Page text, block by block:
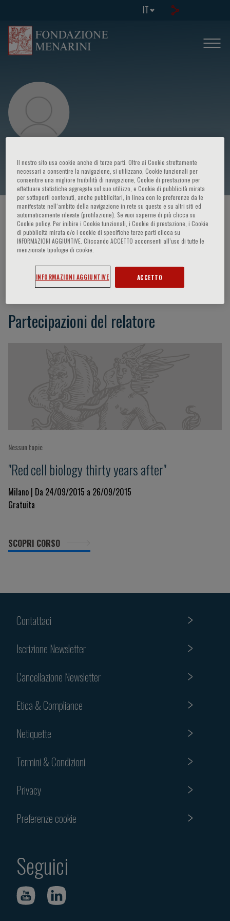
IT
Elisa Vencato
HOME PAGE / CORSI ED EVENTI / RELATORE
Elisa Vencato
Partecipazioni del relatore
Nessun topic
"Red cell biology thirty years after"
Milano | Da 24/09/2015 a 26/09/2015
Gratuita
SCOPRI CORSO
Contattaci
Iscrizione Newsletter
Cancellazione Newsletter
Etica & Compliance
Netiquette
Termini & Condizioni
Privacy
Preferenze cookie
Seguici
Il nostro sito usa cookie anche di terze parti. Oltre ai Cookie strettamente
necessari a consentire la navigazione, si utilizzano, Cookie funzionali per
consentire una migliore fruibilità di navigazione, Cookie di prestazione per
effettuare statistiche aggregate sul suo utilizzo, e Cookie di pubblicità mirata
per sottoporti contenuti, anche pubblicitari, in linea con le preferenze da te
manifestate nell‘ambito della navigazione in rete su questo e su altri siti ed
automaticamente rilevate (profilazione). Se vuoi saperne di più clicca su
Cookie policy. Per inibire i Cookie funzionali, i Cookie di prestazione, i Cookie
di pubblicità mirata e/o i cookie di specifiche terze parti clicca su
INFORMAZIONI AGGIUNTIVE. Cliccando ACCETTO acconsenti all’uso di tutte le
menzionate tipologie di cookie.
INFORMAZIONI AGGIUNTIVE ACCETTO